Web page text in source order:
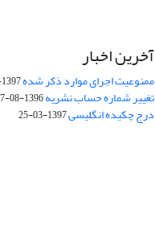
آخرین اخبار
ممنوعیت اجرای موارد ذکر شده1397-03-25
تغییر شماره حساب نشریه1396-08-17
درج چکیده انگلیسی1397-03-25